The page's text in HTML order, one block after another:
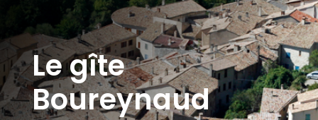
Le gîte
Boureynaud